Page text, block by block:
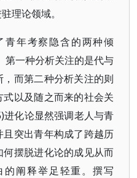
理论领域。
青年考察隐含的两种倾
第一种分析关注的是代与
而第二种分析关注的则
以及随之而来的社会关
进化论显然强调老人与青
突出青年构成了跨越历
摆脱进化论的成见从而
阐释举足轻重。撰写